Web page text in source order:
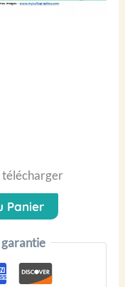
télécharger
Panier